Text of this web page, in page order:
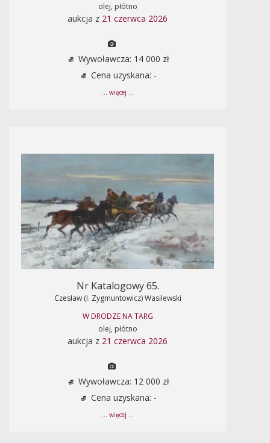
olej, płótno
aukcja z 21 czerwca 2026
Wywoławcza: 14 000 zł
Cena uzyskana: -
... więcej ...
Nr Katalogowy 65.
Czesław (I. Zygmuntowicz) Wasilewski
W DRODZE NA TARG
olej, płótno
aukcja z 21 czerwca 2026
Wywoławcza: 12 000 zł
Cena uzyskana: -
... więcej ...